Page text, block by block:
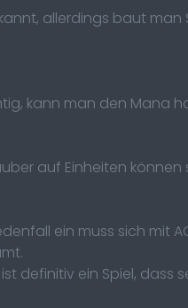
allerdings baut
kann man den Mana
auf Einheiten
ein muss sich mit
definitiv ein Spiel,